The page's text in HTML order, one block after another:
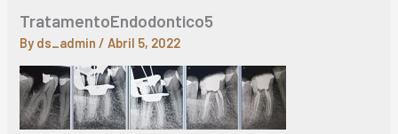
TratamentoEndodontico5
By ds_admin/Abril 5, 2022